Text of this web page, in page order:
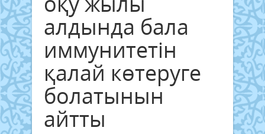
алдында бала
иммунитетін
қалай көтеруге
болатынын
айтты